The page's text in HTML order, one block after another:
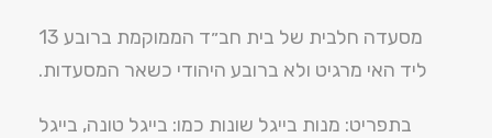
מסעדה חלבית של בית חב״ד הממוקמת ברובע 13
ליד האי מרגיט ולא ברובע היהודי כשאר המסעדות.
בתפריט: מנות בייגל שונות כמו: בייגל טונה, בייגל